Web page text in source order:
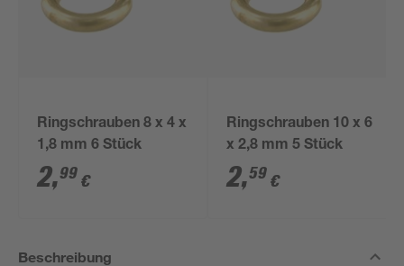
Ringschrauben 8 x 4 x
1,8 mm 6 Stück
2,99 €
Ringschrauben 10 x 6
x 2,8 mm 5 Stück
2,59 €
Beschreibung